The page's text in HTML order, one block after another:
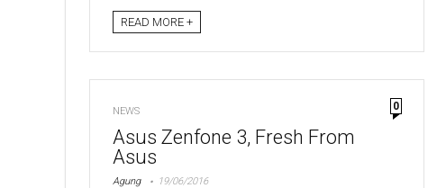
READ MORE +
NEWS 0
Asus Zenfone 3, Fresh From
Asus
Agung 19/06/2016